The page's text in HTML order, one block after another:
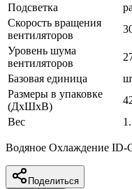
Подсветка
Скорость вращения
вентиляторов
Уровень шума
вентиляторов
Базовая единица
Размеры в упаковке
(ДхШхВ)
Вес
Водяное Охлаждение ID-
Поделиться